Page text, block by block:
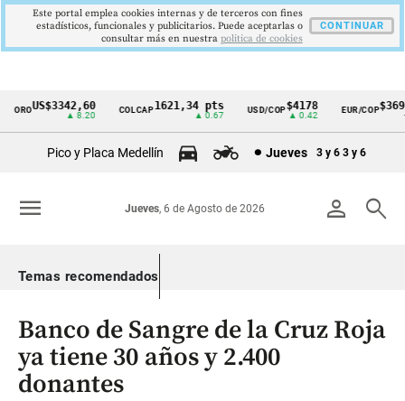
Cintillo
Colombia
OROUS$3342,60
▲ 8.20
COLCAP1621,34 pts
▲ 0.67
USD/COP$4178
▲ 0.42
EUR/COP$3697
Pico y Placa Medellín Jueves 3 y 6 3 y 6
person search
Jueves, 6 de Agosto de 2026
menu
Temas recomendados
Banco de Sangre de la Cruz Roja
ya tiene 30 años y 2.400
donantes
Este portal emplea cookies internas y de terceros con fines
estadísticos, funcionales y publicitarios. Puede aceptarlas o
consultar más en nuestra politica de cookies
CONTINUAR